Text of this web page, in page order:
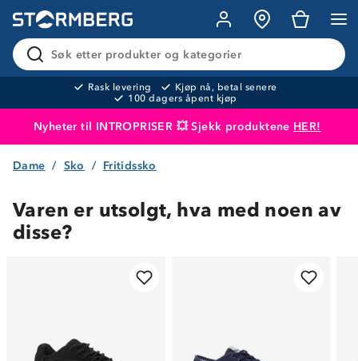
Søk etter produkter og kategorier
Rask levering
Kjøp nå, betal senere
100 dagers åpent kjøp
Nyheter til INTROPRISER 💥 Sjekk produktene HER!
Produktet er lagt i handlekurven
Dame Sko Fritidssko
Varen er utsolgt, hva med noen av
disse?